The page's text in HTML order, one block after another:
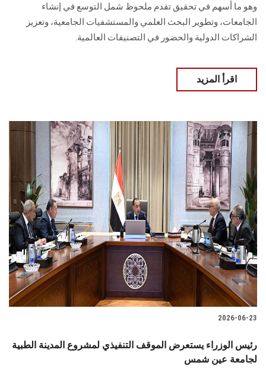
وهو ما أسهم في تحقيق تقدم ملحوظ شمل التوسع في إنشاء
الجامعات، وتطوير البحث العلمي والمستشفيات الجامعية، وتعزيز
الشراكات الدولية والحضور في التصنيفات العالمية.
اقرأ المزيد
2026-06-23
رئيس الوزراء يستعرض الموقف التنفيذي لمشروع المدينة الطبية
لجامعة عين شمس